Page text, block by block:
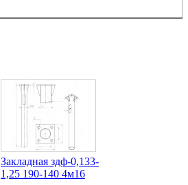
Закладная здф-0,133-
1,25 190-140 4м16